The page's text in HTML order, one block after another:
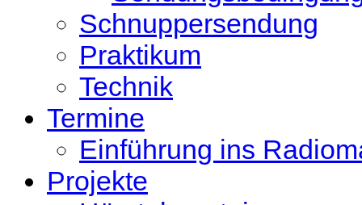
Schnuppersendung
Praktikum
Technik
Termine
Einführung ins
Projekte